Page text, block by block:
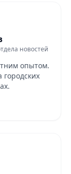
новостей
опытом.
городских